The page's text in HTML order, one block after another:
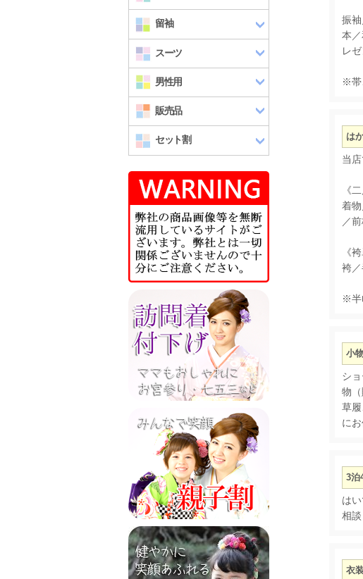
振
本
レゼ
※帯
は
当
《
着
／
《
袴
※半
小
シ
物
草
にお
3泊
は
相談
衣